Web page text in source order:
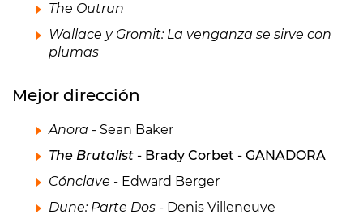
The Outrun
Wallace y Gromit: La venganza se sirve con
plumas
Mejor dirección
Anora - Sean Baker
The Brutalist - Brady Corbet - GANADORA
Cónclave - Edward Berger
Dune: Parte Dos - Denis Villeneuve